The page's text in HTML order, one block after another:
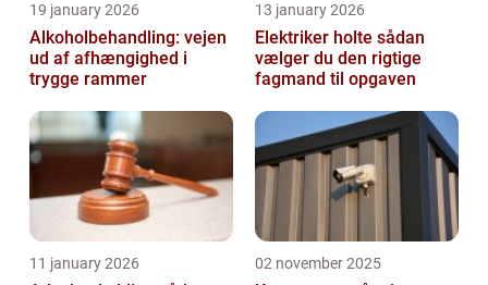
19 january 2026
Alkoholbehandling: vejen
ud af afhængighed i
trygge rammer
13 january 2026
Elektriker holte sådan
vælger du den rigtige
fagmand til opgaven
11 january 2026 02 november 2025